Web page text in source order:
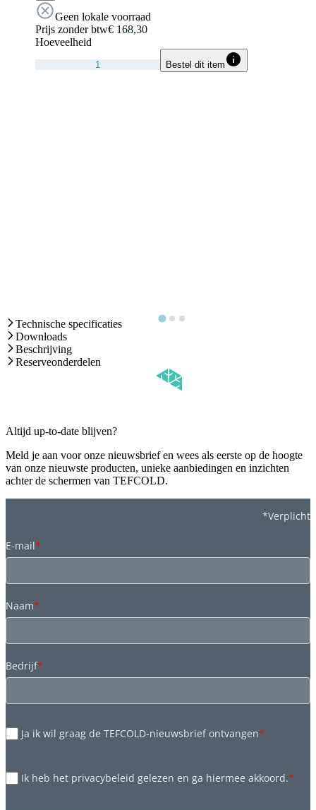
Geen lokale voorraad
Prijs zonder btw€ 168,30
Hoeveelheid
Bestel dit item
Technische specificaties
Downloads
Beschrijving
Reserveonderdelen
Altijd up-to-date blijven?
Meld je aan voor onze nieuwsbrief en wees als eerste op de hoogte
van onze nieuwste producten, unieke aanbiedingen en inzichten
achter de schermen van TEFCOLD.
*Verplicht
E-mail*
Naam*
Bedrijf*
Ja ik wil graag de TEFCOLD-nieuwsbrief ontvangen*
Ik heb het privacybeleid gelezen en ga hiermee akkoord.*